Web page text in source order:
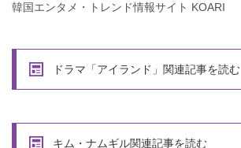
韓国エンタメ・トレンド情報サイト KOARI
ドラマ「アイランド」関連記事を読む
キム・ナムギル関連記事を読む